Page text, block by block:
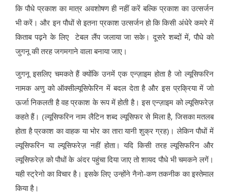
कि पौधे प्रकाश का मात्र अवशोषण ही नहीं करें बल्कि प्रकाश का उत्सर्जन
भी करें। और इन पौधों से इतना प्रकाश उत्सर्जन हो कि किसी अंधेरे कमरे में
किताब पढ़ने के लिए टेबल लैंप जलाया जा सके। दूसरे शब्दों में, पौधे को
जुगनू की तरह जगमगाने वाला बनाया जाए।
जुगनू इसलिए चमकते हैं क्योंकि उनमें एक एन्ज़ाइम होता है जो ल्यूसिफरिन
नामक अणु को ऑक्सील्यूसिफेरिन में बदल देता है और इस प्रक्रिया में जो
ऊर्जा निकलती है वह प्रकाश के रूप में होती है। इस एन्ज़ाइम को ल्यूसिफरेज़
कहते हैं। (ल्यूसिफरिन नाम लैटिन शब्द ल्यूसिफर से मिला है, जिसका मतलब
होता है प्रकाश का वाहक या भोर का तारा यानी शुक्र ग्रह)। लेकिन पौधों में
ल्यूसिफरिन या ल्यूसिफरेज़ नहीं होता। यदि किसी तरह ल्यूसिफरिन और
ल्यूसिफरेज़ को पौधों के अंदर पहुंचा दिया जाए तो शायद पौधे भी चमकने लगें।
यही स्ट्रेनो का विचार है। इसके लिए उन्होंने नैनो-कण तकनीक का इस्तेमाल
किया है।